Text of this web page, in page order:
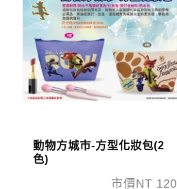
動物方城市-方型化妝包(2
色)
市價NT 120